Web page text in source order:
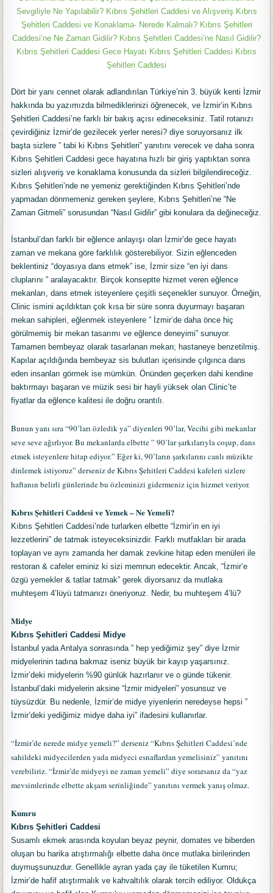
Sevgiliyle Ne Yapılabilir? Kıbrıs Şehitleri Caddesi ve Alışveriş Kıbrıs
Şehitleri Caddesi ve Konaklama- Nerede Kalmalı? Kıbrıs Şehitleri
Caddesi’ne Ne Zaman Gidilir? Kıbrıs Şehitleri Caddesi’ne Nasıl Gidilir?
Kıbrıs Şehitleri Caddesi Gece Hayatı Kıbrıs Şehitleri Caddesi Kıbrıs
Şehitleri Caddesi
Dört bir yanı cennet olarak adlandırılan Türkiye’nin 3. büyük kenti İzmir
hakkında bu yazımızda bilmediklerinizi öğrenecek, ve İzmir’in Kıbrıs
Şehitleri Caddesi’ne farklı bir bakış açısı edineceksiniz. Tatil rotanızı
çevirdiğiniz İzmir’de gezilecek yerler neresi? diye soruyorsanız ilk
başta sizlere ” tabi ki Kıbrıs Şehitleri” yanıtını verecek ve daha sonra
Kıbrıs Şehitleri Caddesi gece hayatına hızlı bir giriş yaptıktan sonra
sizleri alışveriş ve konaklama konusunda da sizleri bilgilendireceğiz.
Kıbrıs Şehitleri’nde ne yemeniz gerektiğinden Kıbrıs Şehitleri’nde
yapmadan dönmemeniz gereken şeylere, Kıbrıs Şehitleri’ne “Ne
Zaman Gitmeli” sorusundan “Nasıl Gidilir” gibi konulara da değineceğiz.
İstanbul’dan farklı bir eğlence anlayışı olan İzmir’de gece hayatı
zaman ve mekana göre farklılık gösterebiliyor. Sizin eğlenceden
beklentiniz “doyasıya dans etmek” ise, İzmir size “en iyi dans
cluplarını ” aralayacaktır. Birçok konseptte hizmet veren eğlence
mekanları, dans etmek isteyenlere çeşitli seçenekler sunuyor. Örneğin,
Clinic ismini açıldıktan çok kısa bir süre sonra duyurmayı başaran
mekan sahipleri, eğlenmek isteyenlere ” İzmir’de daha önce hiç
görülmemiş bir mekan tasarımı ve eğlence deneyimi” sunuyor.
Tamamen bembeyaz olarak tasarlanan mekan; hastaneye benzetilmiş.
Kapılar açıldığında bembeyaz sis bulutları içerisinde çılgınca dans
eden insanları görmek ise mümkün. Önünden geçerken dahi kendine
baktırmayı başaran ve müzik sesi bir hayli yüksek olan Clinic’te
fiyatlar da eğlence kalitesi ile doğru orantılı.
Bunun yanı sıra “90’ları özledik ya” diyenleri 90’lar, Vecihi gibi mekanlar
seve seve ağırlıyor. Bu mekanlarda elbette ” 90’lar şarkılarıyla coşup, dans
etmek isteyenlere hitap ediyor.” Eğer ki, 90’ların şarkılarını canlı müzikte
dinlemek istiyoruz” derseniz de Kıbrıs Şehitleri Caddesi kafeleri sizlere
haftanın belirli günlerinde bu özleminizi gidermeniz için hizmet veriyor.
Kıbrıs Şehitleri Caddesi ve Yemek – Ne Yemeli?
Kıbrıs Şehitleri Caddesi’nde turlarken elbette “İzmir’in en iyi
lezzetlerini” de tatmak isteyeceksinizdir. Farklı mutfakları bir arada
toplayan ve aynı zamanda her damak zevkine hitap eden menüleri ile
restoran & cafeler eminiz ki sizi memnun edecektir. Ancak, “İzmir’e
özgü yemekler & tatlar tatmak” gerek diyorsanız da mutlaka
muhteşem 4’lüyü tatmanızı öneriyoruz. Nedir, bu muhteşem 4’lü?
Midye
Kıbrıs Şehitleri Caddesi Midye
İstanbul yada Antalya sonrasında ” hep yediğimiz şey” diye İzmir
midyelerinin tadına bakmaz iseniz büyük bir kayıp yaşarsınız.
İzmir’deki midyelerin %90 günlük hazırlanır ve o günde tükenir.
İstanbul’daki midyelerin aksine “İzmir midyeleri” yosunsuz ve
tüysüzdür. Bu nedenle, İzmir’de midye yiyenlerin neredeyse hepsi ”
İzmir’deki yediğimiz midye daha iyi” ifadesini kullanırlar.
“İzmir’de nerede midye yemeli?” derseniz “Kıbrıs Şehitleri Caddesi’nde
sahildeki midyecilerden yada midyeci esnaflardan yemelisiniz” yanıtını
verebiliriz. “İzmir’de midyeyi ne zaman yemeli” diye sorarsanız da “yaz
mevsimlerinde elbette akşam serinliğinde” yanıtını vermek yanış olmaz.
Kumru
Kıbrıs Şehitleri Caddesi
Susamlı ekmek arasında koyulan beyaz peynir, domates ve biberden
oluşan bu harika atıştırmalığı elbette daha önce mutlaka birilerinden
duymuşsunuzdur. Genellikle ayran yada çay ile tüketilen Kumru;
İzmir’de hafif atıştırmalık ve kahvaltılık olarak tercih ediliyor. Oldukça